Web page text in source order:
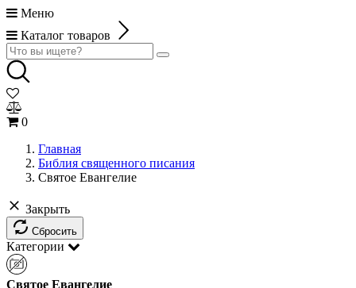
Меню
Каталог товаров
0
Главная
Библия священного писания
Святое Евангелие
Закрыть
Сбросить
Категории
Святое Евангелие